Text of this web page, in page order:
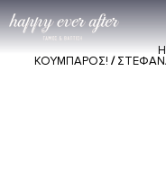
Μετάβαση
σε
περιεχόμενο
ΚΟΥΜΠΑΡΟΣ! /